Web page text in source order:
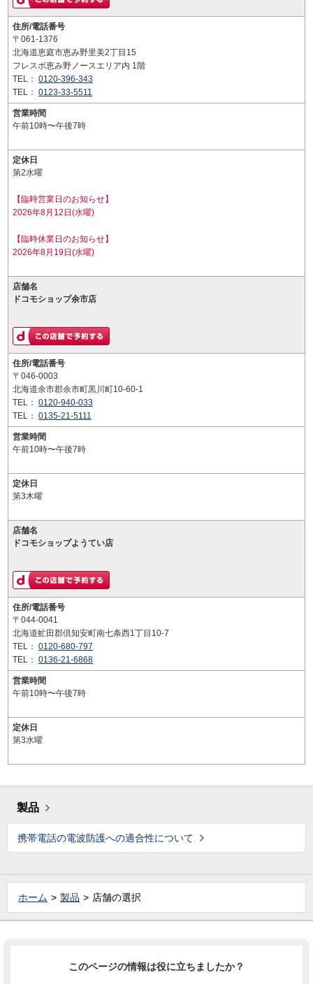
住所/電話番号
〒061-1376
北海道恵庭市恵み野里美2丁目15
フレスポ恵み野ノースエリア内 1階
TEL： 0120-396-343
TEL： 0123-33-5511
営業時間
午前10時〜午後7時
定休日
第2水曜
【臨時営業日のお知らせ】
2026年8月12日(水曜)
【臨時休業日のお知らせ】
2026年8月19日(水曜)
店舗名
ドコモショップ余市店
住所/電話番号
〒046-0003
北海道余市郡余市町黒川町10-60-1
TEL： 0120-940-033
TEL： 0135-21-5111
営業時間
午前10時〜午後7時
定休日
第3木曜
店舗名
ドコモショップようてい店
住所/電話番号
〒044-0041
北海道虻田郡倶知安町南七条西1丁目10-7
TEL： 0120-680-797
TEL： 0136-21-6868
営業時間
午前10時〜午後7時
定休日
第3水曜
製品
携帯電話の電波防護への適合性について
ホーム 製品 店舗の選択
このページの情報は役に立ちましたか？